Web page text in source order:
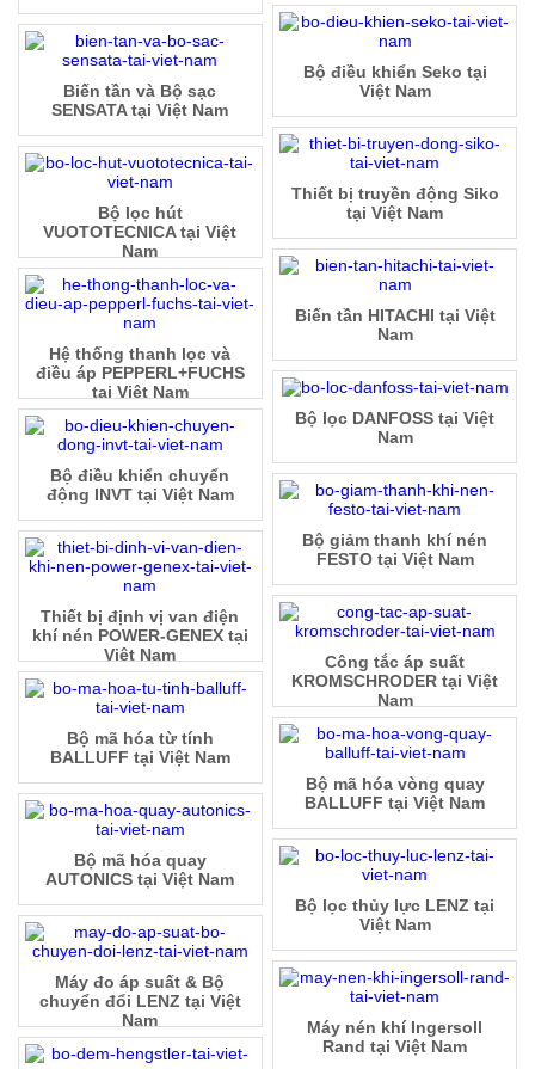
Bộ điều khiển Seko tại
Việt Nam
Biến tần và Bộ sạc
SENSATA tại Việt Nam
Thiết bị truyền động Siko
tại Việt Nam
Bộ lọc hút
VUOTOTECNICA tại Việt
Nam
Biến tần HITACHI tại Việt
Nam
Hệ thống thanh lọc và
điều áp PEPPERL+FUCHS
tại Việt Nam
Bộ lọc DANFOSS tại Việt
Nam
Bộ điều khiển chuyển
động INVT tại Việt Nam
Bộ giảm thanh khí nén
FESTO tại Việt Nam
Thiết bị định vị van điện
khí nén POWER-GENEX tại
Việt Nam
Công tắc áp suất
KROMSCHRODER tại Việt
Nam
Bộ mã hóa từ tính
BALLUFF tại Việt Nam
Bộ mã hóa vòng quay
BALLUFF tại Việt Nam
Bộ mã hóa quay
AUTONICS tại Việt Nam
Bộ lọc thủy lực LENZ tại
Việt Nam
Máy đo áp suất & Bộ
chuyển đổi LENZ tại Việt
Nam
Máy nén khí Ingersoll
Rand tại Việt Nam